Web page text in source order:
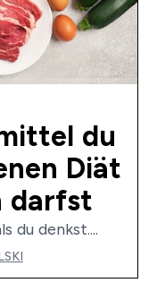
du
Diät
darfst
du denkst....